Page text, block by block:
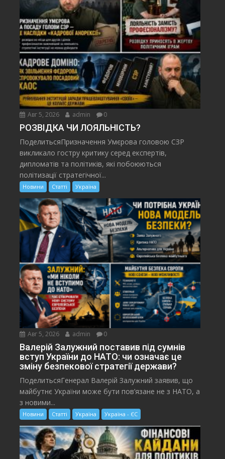
Авг 5, 2026 admin 0
РОЗВІДКА ЧИ ЛОЯЛЬНІСТЬ?
ПоделитьсяПризначення Умєрова головою СЗР
викликало гостру критику серед експертів,
дипломатів та політиків, які побоюються
політизації стратегічної...
Новини Статті Україна
Авг 5, 2026 admin 0
Валерій Залужний поставив під сумнів
вступ України до НАТО: чи означає це
зміну безпекової стратегії держави?
ПоделитьсяГенерал Валерій Залужний заявив, що
майбутнє України може бути пов’язане не з НАТО, а
з новими...
Новини Статті Україна Україна - ЄС